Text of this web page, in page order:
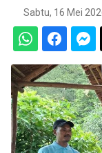
Sabtu, 16 Mei